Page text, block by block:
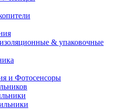
& упаковочные
и Фотосенсоры